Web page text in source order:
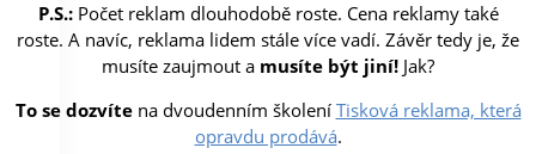
P.S.:Počet reklam dlouhodobě roste. Cena reklamy také
roste. A navíc, reklama lidem stále více vadí. Závěr tedy je, že
musíte zaujmout a musíte být jiní! Jak?
To se dozvítena dvoudenním školení Tisková reklama, která
opravdu prodává.